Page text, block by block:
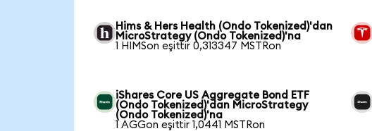
Hims & Hers Health (Ondo Tokenized)'dan
MicroStrategy (Ondo Tokenized)'na
1 HIMSon eşittir 0,313347 MSTRon
iShares Core US Aggregate Bond ETF
(Ondo Tokenized)'dan MicroStrategy
(Ondo Tokenized)'na
1 AGGon eşittir 1,0441 MSTRon